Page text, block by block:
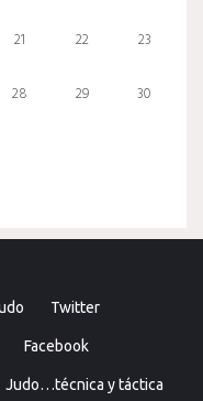
21 22 23
28 29 30
Twitter
Facebook
Judo…técnica y táctica